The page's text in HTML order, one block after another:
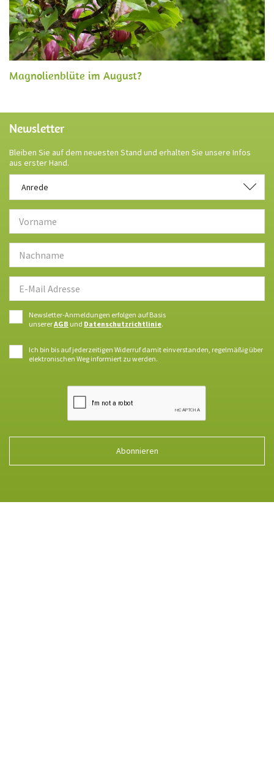
Magnolienblüte im August?
Newsletter
Bleiben Sie auf dem neuesten Stand und erhalten Sie unsere Infos
aus erster Hand.
Anrede
Anrede
Newsletter-Anmeldungen erfolgen auf Basis
unsererAGB und Datenschutzrichtlinie.
Ich bin bis auf jederzeitigen Widerruf damit einverstanden, regelmäßig über
elektronischen Weg informiert zu werden.
Abonnieren